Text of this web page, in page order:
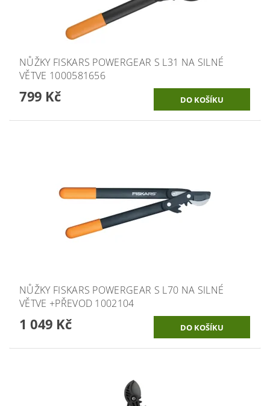
NŮŽKY FISKARS POWERGEAR S L31 NA SILNÉ
VĚTVE 1000581656
799 Kč
NŮŽKY FISKARS POWERGEAR S L70 NA SILNÉ
VĚTVE +PŘEVOD 1002104
1 049 Kč